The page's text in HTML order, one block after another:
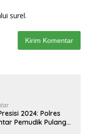
surel.
2024: Polres
Pemudik Pulang